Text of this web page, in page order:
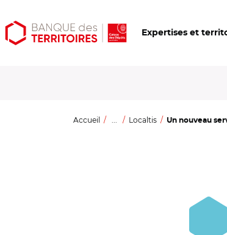
Aller
au
Aller
au
Ouvrir
les
Expertises et
Accueil ... Localtis Un nouveau